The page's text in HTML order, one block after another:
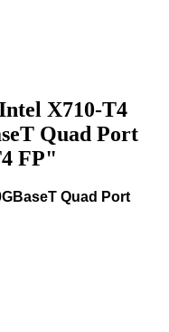
X710-T4
Quad Port
FP"
Quad Port